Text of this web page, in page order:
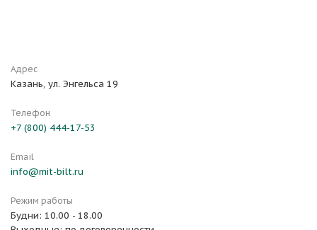
Адрес
Казань, ул. Энгельса 19
Телефон
+7 (800) 444-17-53
Email
info@mit-bilt.ru
Режим работы
Будни: 10.00 - 18.00